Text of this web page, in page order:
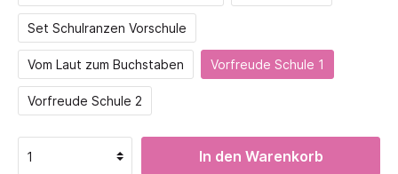
Set Schulranzen Vorschule
Vom Laut zum Buchstaben Vorfreude Schule 1
Vorfreude Schule 2
In den Warenkorb